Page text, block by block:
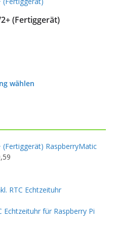
(Fertiggerät)
wählen
RaspberryMatic
Echtzeituhr für Raspberry Pi